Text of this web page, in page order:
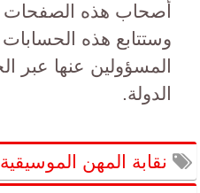
أصحاب هذه الصفحات
وستتابع هذه الحسابات
المسؤولين عنها عبر
الدولة.
نقابة المهن الموسيقية